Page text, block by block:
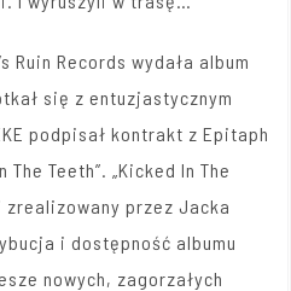
Ruin Records wydała album
się z entuzjastycznym
podpisał kontrakt z Epitaph
Teeth”. „Kicked In The
zrealizowany przez Jacka
i dostępność albumu
nowych, zagorzałych